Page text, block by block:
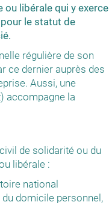
ou libérale qui y exerce
le statut de
régulière de son
ce dernier auprès des
Aussi, une
accompagne la
de solidarité ou du
libérale :
national
domicile personnel,